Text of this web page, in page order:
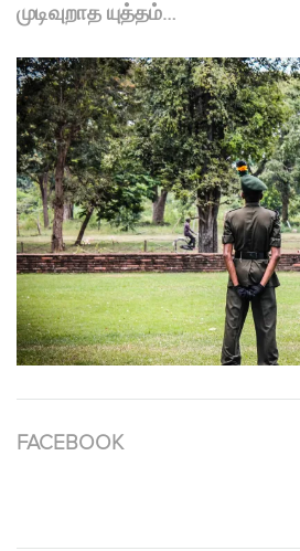
முடிவுறாத யுத்தம்…
FACEBOOK